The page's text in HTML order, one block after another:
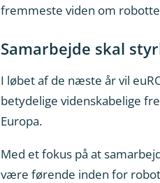
fremmeste viden om
Samarbejde skal
I løbet af de næste år vil
betydelige videnskabelige
Europa.
Med et fokus på at
være førende inden for